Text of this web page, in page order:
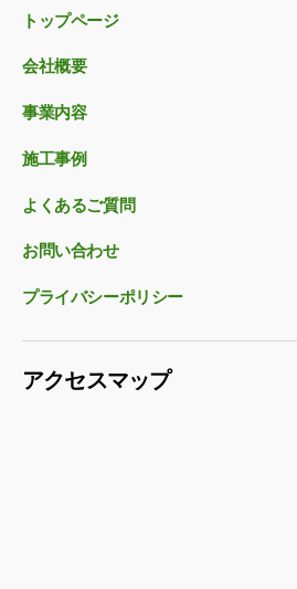
トップページ
会社概要
事業内容
施工事例
よくあるご質問
お問い合わせ
プライバシーポリシー
アクセスマップ